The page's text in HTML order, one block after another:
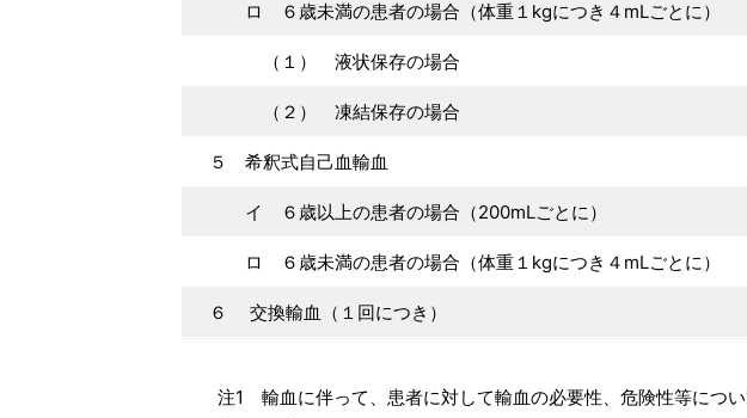
ロ ６歳未満の患者の場合（体重１kgにつき４mLごとに）
（１） 液状保存の場合
（２） 凍結保存の場合
５ 希釈式自己血輸血
イ ６歳以上の患者の場合（200mLごとに）
ロ ６歳未満の患者の場合（体重１kgにつき４mLごとに）
６ 交換輸血（１回につき）
注1 輸血に伴って、患者に対して輸血の必要性、危険性等につい